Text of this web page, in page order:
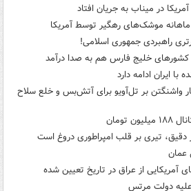
در میناب به جریان افتاد
ماهانه موشک‌های رهگیر توسط آمریکا
راهبردی جمهوری اسلامی!
کشورهای خلیج فارس هم به صدا درآمد
ایران ادامه دارد
واشنگتن بر تل‌آویو برای آتش‌بس و خلع سلاح
دقیق، تیری بر قلب امپراطوری دروغ است
عمان
آمریکایی از عراق در تاریخ تعیین شده
علیه دولت مرتس